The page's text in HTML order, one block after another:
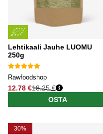
Lehtikaali Jauhe LUOMU
250g
Rawfoodshop
12.78 €
Normaali hinta
18.25 €
OSTA
30%